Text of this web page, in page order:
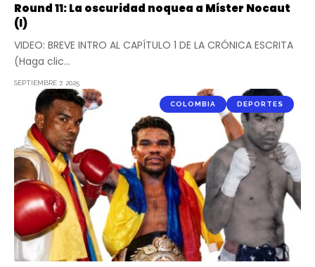
Round 11: La oscuridad noquea a Míster Nocaut
(I)
VIDEO: BREVE INTRO AL CAPÍTULO 1 DE LA CRÓNICA ESCRITA
(Haga clic…
SEPTIEMBRE 7, 2025
COLOMBIA DEPORTES